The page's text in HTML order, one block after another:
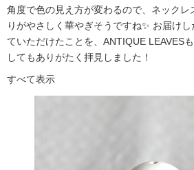
角度で色の見え方が変わるので、ネックレ
りがやさしく華やぎそうですね✨ お届け
ていただけたことを、ANTIQUE LEAVES
してもありがたく拝見しました！
すべて表示